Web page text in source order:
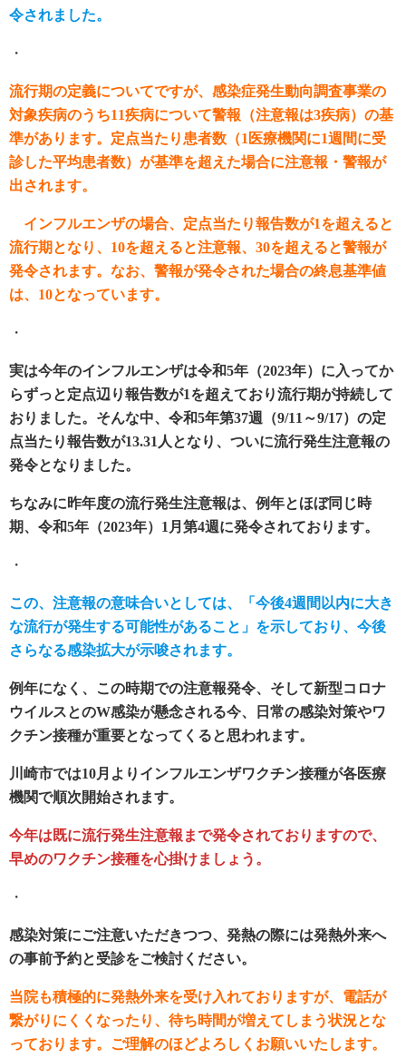
令されました。
・
流行期の定義についてですが、感染症発生動向調査事業の
対象疾病のうち11疾病について警報（注意報は3疾病）の基
準があります。定点当たり患者数（1医療機関に1週間に受
診した平均患者数）が基準を超えた場合に注意報・警報が
出されます。
インフルエンザの場合、定点当たり報告数が1を超えると
流行期となり、10を超えると注意報、30を超えると警報が
発令されます。なお、警報が発令された場合の終息基準値
は、10となっています。
・
実は今年のインフルエンザは令和5年（2023年）に入ってか
らずっと定点辺り報告数が1を超えており流行期が持続して
おりました。そんな中、令和5年第37週（9/11～9/17）の定
点当たり報告数が13.31人となり、ついに流行発生注意報の
発令となりました。
ちなみに昨年度の流行発生注意報は、例年とほぼ同じ時
期、令和5年（2023年）1月第4週に発令されております。
・
この、注意報の意味合いとしては、「今後4週間以内に大き
な流行が発生する可能性があること」を示しており、今後
さらなる感染拡大が示唆されます。
例年になく、この時期での注意報発令、そして新型コロナ
ウイルスとのW感染が懸念される今、日常の感染対策やワ
クチン接種が重要となってくると思われます。
川崎市では10月よりインフルエンザワクチン接種が各医療
機関で順次開始されます。
今年は既に流行発生注意報まで発令されておりますので、
早めのワクチン接種を心掛けましょう。
・
感染対策にご注意いただきつつ、発熱の際には発熱外来へ
の事前予約と受診をご検討ください。
当院も積極的に発熱外来を受け入れておりますが、電話が
繋がりにくくなったり、待ち時間が増えてしまう状況とな
っております。ご理解のほどよろしくお願いいたします。